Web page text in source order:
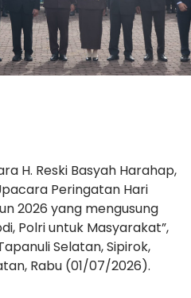
H. Reski Basyah Harahap,
Peringatan Hari
2026 yang mengusung
Polri untuk Masyarakat”,
Selatan, Sipirok,
Rabu (01/07/2026).